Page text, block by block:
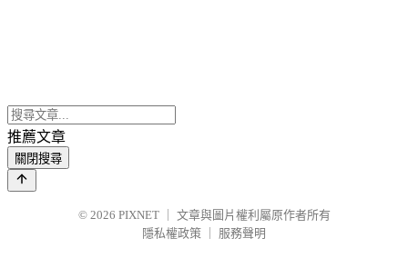
推薦文章
關閉搜尋
© 2026 PIXNET
文章與圖片權利屬原作者所有
隱私權政策
服務聲明